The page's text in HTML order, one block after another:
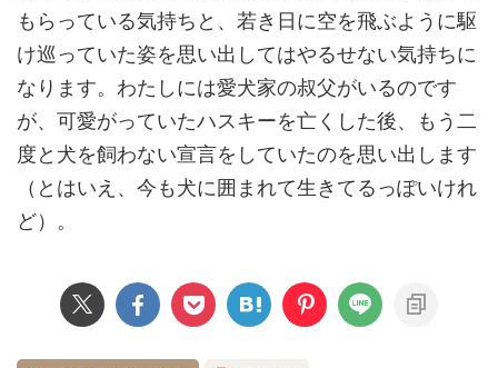
もらっている気持ちと、若き日に空を飛ぶように駆
け巡っていた姿を思い出してはやるせない気持ちに
なります。わたしには愛犬家の叔父がいるのです
が、可愛がっていたハスキーを亡くした後、もう二
度と犬を飼わない宣言をしていたのを思い出します
（とはいえ、今も犬に囲まれて生きてるっぽいけれ
ど）。